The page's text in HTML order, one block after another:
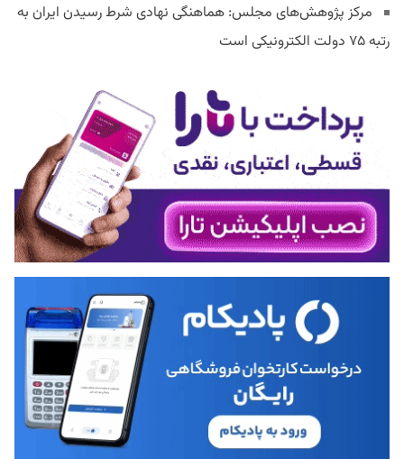
مرکز پژوهش‌های مجلس: هماهنگی نهادی شرط رسیدن ایران به
رتبه ۷۵ دولت الکترونیکی است